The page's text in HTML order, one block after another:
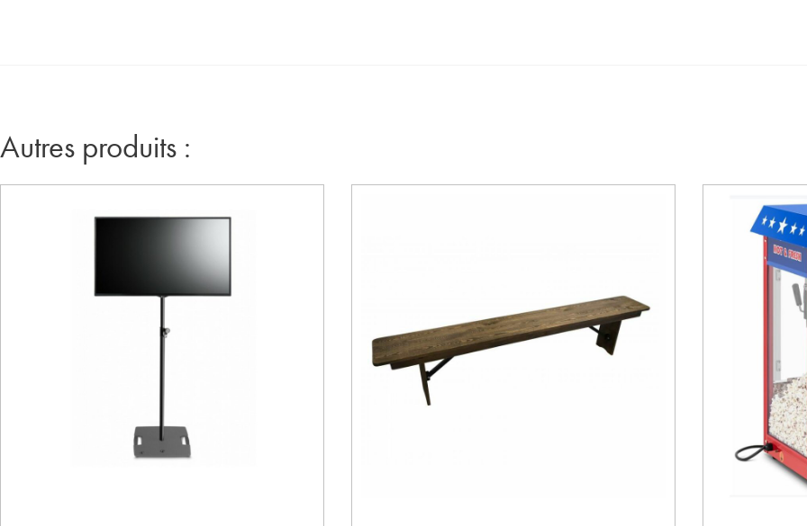
Autres produits :